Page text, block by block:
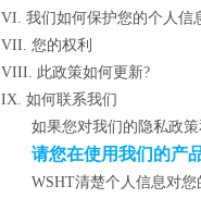
VI. 我们如何保护您的个人信
VII. 您的权利
VIII. 此政策如何更新?
IX. 如何联系我们
如果您对我们的隐私政
请您在使用我们的产
WSHT清楚个人信息对